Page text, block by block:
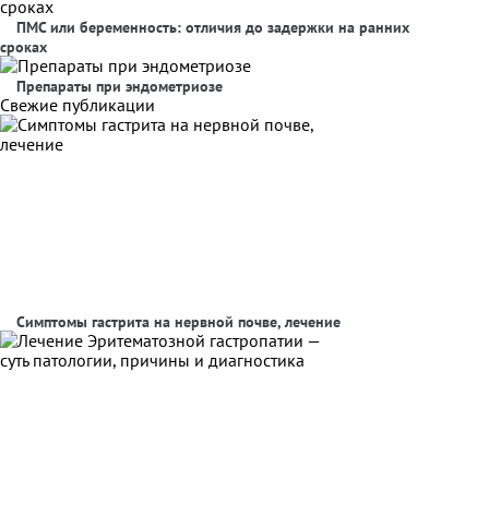
ПМС или беременность: отличия до задержки на ранних
сроках
Препараты при эндометриозе
Свежие публикации
Симптомы гастрита на нервной почве, лечение